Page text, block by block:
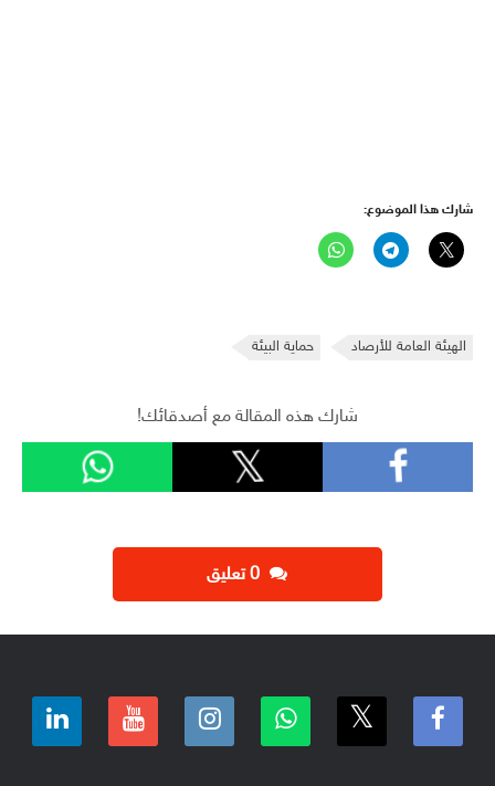
شارك هذا الموضوع:
الهيئة العامة للأرصاد حماية البيئة
شارك هذه المقالة مع أصدقائك!